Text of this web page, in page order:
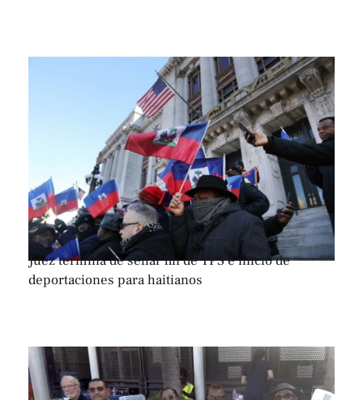
Juez termina de sellar fin de TPS e inicio de
deportaciones para haitianos